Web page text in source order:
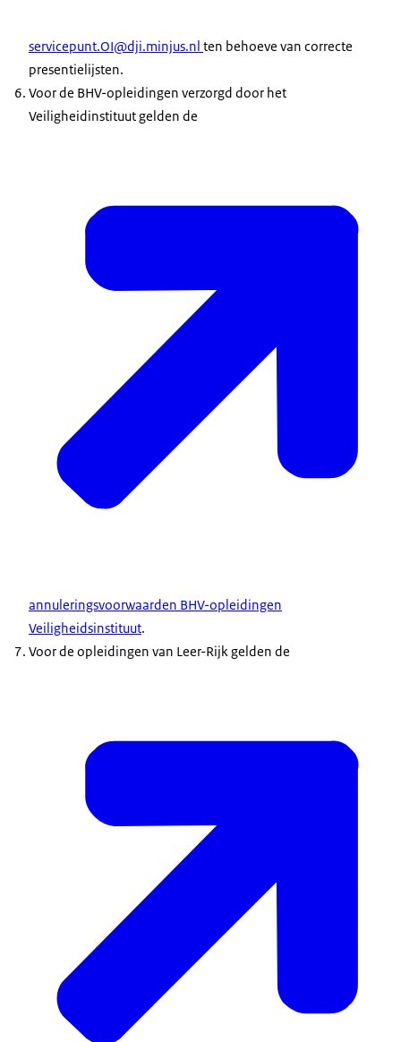
servicepunt.OI@dji.minjus.nl ten behoeve van correcte
presentielijsten.
Voor de BHV-opleidingen verzorgd door het
Veiligheidinstituut gelden de
annuleringsvoorwaarden BHV-opleidingen
Veiligheidsinstituut.
Voor de opleidingen van Leer-Rijk gelden de